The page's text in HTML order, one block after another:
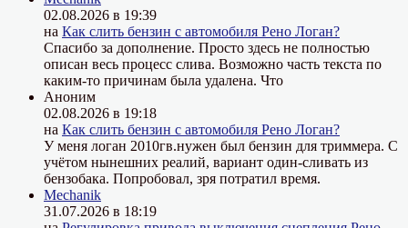
02.08.2026 в 19:39
на Как слить бензин с автомобиля Рено Логан?
Спасибо за дополнение. Просто здесь не полностью
описан весь процесс слива. Возможно часть текста по
каким-то причинам была удалена. Что
Аноним
02.08.2026 в 19:18
на Как слить бензин с автомобиля Рено Логан?
У меня логан 2010гв.нужен был бензин для триммера. С
учётом нынешних реалий, вариант один-сливать из
бензобака. Попробовал, зря потратил время.
Mechanik
31.07.2026 в 18:19